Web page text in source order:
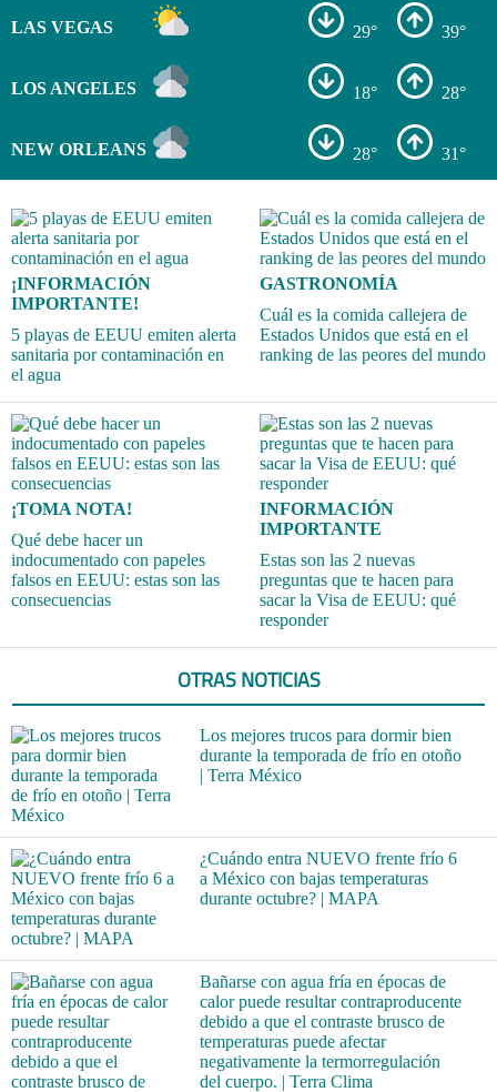
LAS VEGAS 29° 39°
LOS ANGELES 18° 28°
NEW ORLEANS 28° 31°
¡INFORMACIÓN
IMPORTANTE!
5 playas de EEUU emiten alerta
sanitaria por contaminación en
el agua
GASTRONOMÍA
Cuál es la comida callejera de
Estados Unidos que está en el
ranking de las peores del mundo
¡TOMA NOTA!
Qué debe hacer un
indocumentado con papeles
falsos en EEUU: estas son las
consecuencias
INFORMACIÓN
IMPORTANTE
Estas son las 2 nuevas
preguntas que te hacen para
sacar la Visa de EEUU: qué
responder
OTRAS NOTICIAS
Los mejores trucos para dormir bien
durante la temporada de frío en otoño
| Terra México
¿Cuándo entra NUEVO frente frío 6
a México con bajas temperaturas
durante octubre? | MAPA
Bañarse con agua fría en épocas de
calor puede resultar contraproducente
debido a que el contraste brusco de
temperaturas puede afectar
negativamente la termorregulación
del cuerpo. | Terra Clima